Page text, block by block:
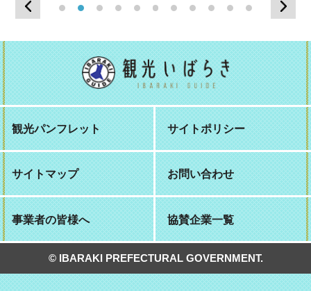
Previous 1 2 3 4 5 6 7 8 9 10
観光パンフレット サイトポリシー
サイトマップ お問い合わせ
事業者の皆様へ 協賛企業一覧
© IBARAKI PREFECTURAL GOVERNMENT.